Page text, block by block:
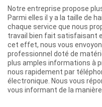
Notre entreprise propose
Parmi elles il y a la taille de
chaque service que nous
travail bien fait satisfaisant
cet effet, nous vous
professionnel doté de
plus amples informations à
nous rapidement par
électronique. Nous vous
vous informant de la manière